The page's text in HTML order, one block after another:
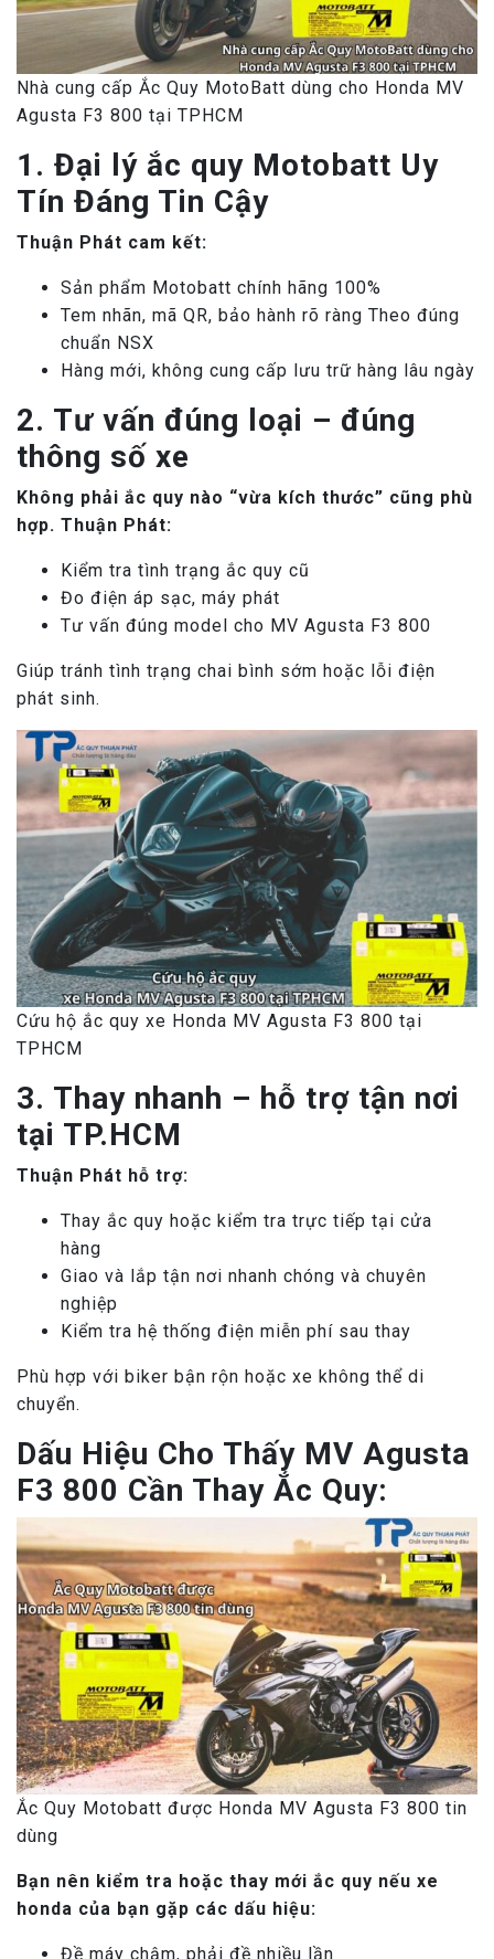
Nhà cung cấp Ắc Quy MotoBatt dùng cho Honda MV
Agusta F3 800 tại TPHCM
1. Đại lý ắc quy Motobatt Uy
Tín Đáng Tin Cậy
Thuận Phát cam kết:
Sản phẩm Motobatt chính hãng 100%
Tem nhãn, mã QR, bảo hành rõ ràng Theo đúng
chuẩn NSX
Hàng mới, không cung cấp lưu trữ hàng lâu ngày
2. Tư vấn đúng loại – đúng
thông số xe
Không phải ắc quy nào “vừa kích thước” cũng phù
hợp. Thuận Phát:
Kiểm tra tình trạng ắc quy cũ
Đo điện áp sạc, máy phát
Tư vấn đúng model cho MV Agusta F3 800
Giúp tránh tình trạng chai bình sớm hoặc lỗi điện
phát sinh.
Cứu hộ ắc quy xe Honda MV Agusta F3 800 tại
TPHCM
3. Thay nhanh – hỗ trợ tận nơi
tại TP.HCM
Thuận Phát hỗ trợ:
Thay ắc quy hoặc kiểm tra trực tiếp tại cửa
hàng
Giao và lắp tận nơi nhanh chóng và chuyên
nghiệp
Kiểm tra hệ thống điện miễn phí sau thay
Phù hợp với biker bận rộn hoặc xe không thể di
chuyển.
Dấu Hiệu Cho Thấy MV Agusta
F3 800 Cần Thay Ắc Quy:
Ắc Quy Motobatt được Honda MV Agusta F3 800 tin
dùng
Bạn nên kiểm tra hoặc thay mới ắc quy nếu xe
honda của bạn gặp các dấu hiệu:
Đề máy chậm, phải đề nhiều lần